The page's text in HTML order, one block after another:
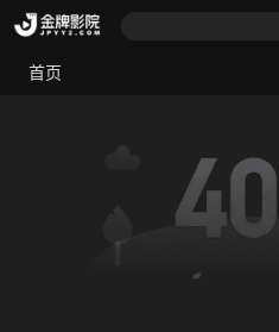
首页